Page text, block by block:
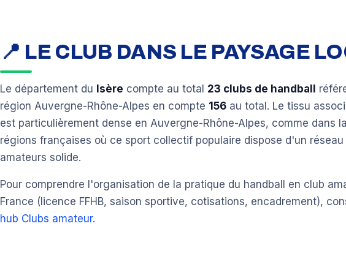
📍 LE CLUB DANS LE PAYSAGE
Le département du Isère compte au total 23 clubs de handball
région Auvergne-Rhône-Alpes en compte 156 au total. Le tissu
est particulièrement dense en Auvergne-Rhône-Alpes, comme dans
régions françaises où ce sport collectif populaire dispose d'un
amateurs solide.
Pour comprendre l'organisation de la pratique du handball en club
France (licence FFHB, saison sportive, cotisations, encadrement),
hub Clubs amateur.